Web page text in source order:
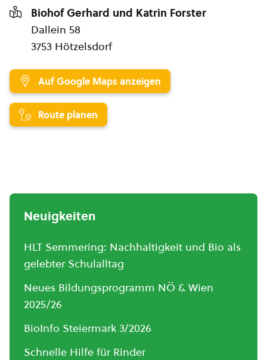
Biohof Gerhard und Katrin Forster
Dallein 58
3753 Hötzelsdorf
Auf Google Maps anzeigen
Route planen
Neuigkeiten
HLT Semmering: Nachhaltigkeit und Bio als
gelebter Schulalltag
Neues Bildungsprogramm NÖ & Wien
2025/26
BioInfo Steiermark 3/2026
Schnelle Hilfe für Rinder